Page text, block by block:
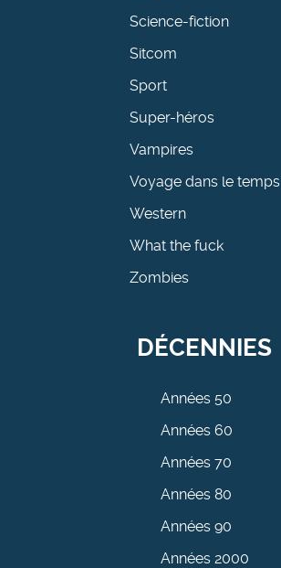
Science-fiction
Sitcom
Sport
Super-héros
Vampires
Voyage dans le temps
Western
What the fuck
Zombies
DÉCENNIES
Années 50
Années 60
Années 70
Années 80
Années 90
Années 2000